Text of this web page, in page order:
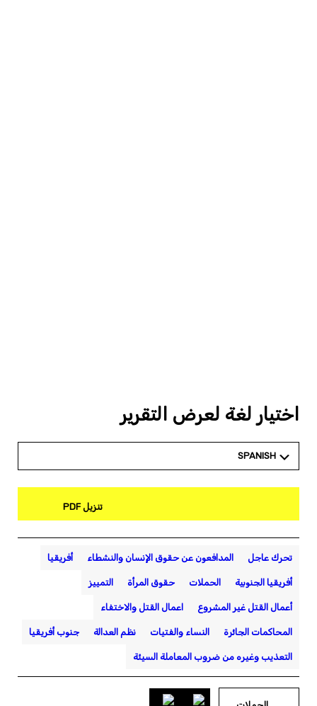
اختيار لغة لعرض التقرير
SPANISH
تنزيل PDF
تحرك عاجل المدافعون عن حقوق الإنسان والنشطاء أفريقيا
أفريقيا الجنوبية الحملات حقوق المرأة التمييز
أعمال القتل غير المشروع اعمال القتل والاختفاء
المحاكمات الجائرة النساء والفتيات نظم العدالة جنوب أفريقيا
التعذيب وغيره من ضروب المعاملة السيئة